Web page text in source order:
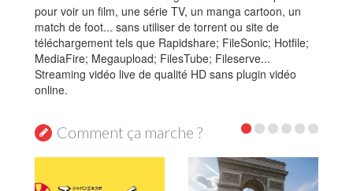
pour voir un film, une série TV, un manga cartoon, un
match de foot... sans utiliser de torrent ou site de
téléchargement tels que Rapidshare; FileSonic; Hotfile;
MediaFire; Megaupload; FilesTube; Fileserve...
Streaming vidéo live de qualité HD sans plugin vidéo
online.
Comment ça marche ?